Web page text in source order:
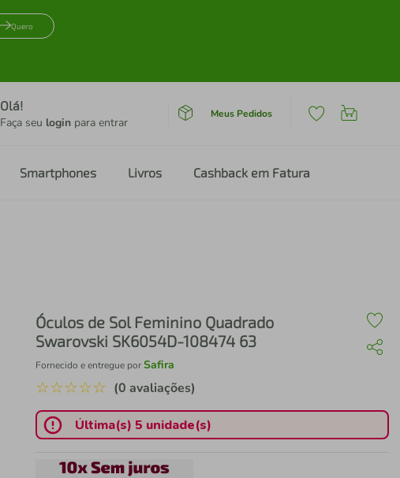
Quero
Olá!
Faça seu login para entrar
Meus Pedidos
Smartphones Livros Cashback em Fatura
Óculos de Sol Feminino Quadrado
Swarovski SK6054D-108474 63
Fornecido e entregue porSafira
☆☆☆☆☆ (0 avaliações)
Última(s) 5 unidade(s)